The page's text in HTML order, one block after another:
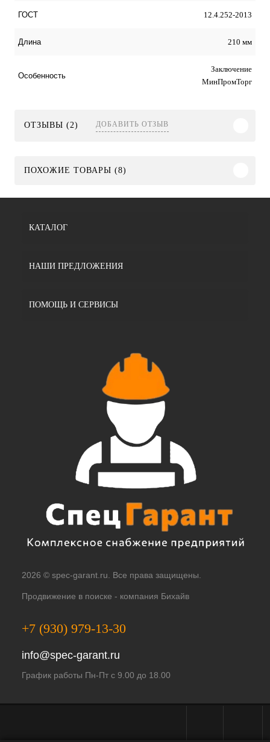
ГОСТ 12.4.252-2013
Длина 210 мм
Особенность
Заключение
МинПромТорг
ОТЗЫВЫ (2) ДОБАВИТЬ ОТЗЫВ
ПОХОЖИЕ ТОВАРЫ (8)
КАТАЛОГ
НАШИ ПРЕДЛОЖЕНИЯ
ПОМОЩЬ И СЕРВИСЫ
2026 © spec-garant.ru. Все права защищены.
Продвижение в поиске - компания Бихайв
+7 (930) 979-13-30
info@spec-garant.ru
График работы Пн-Пт с 9.00 до 18.00